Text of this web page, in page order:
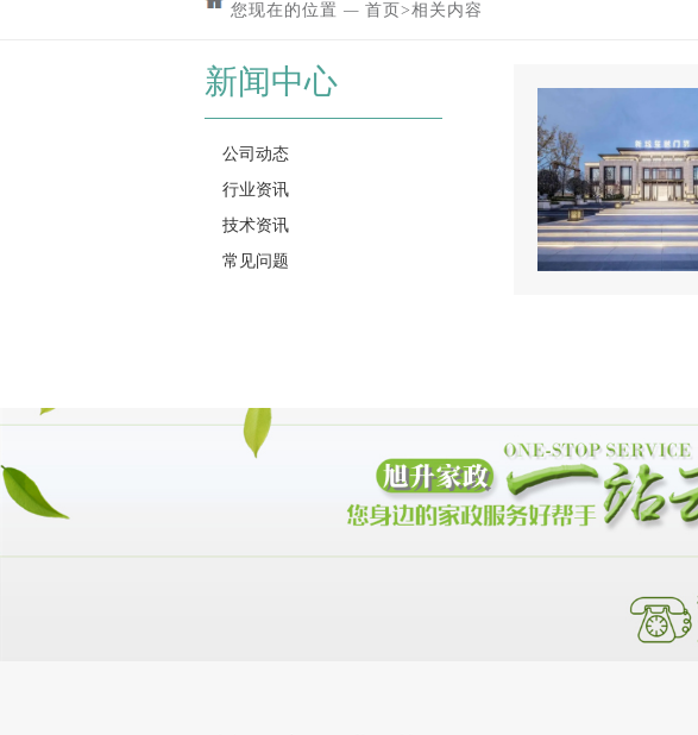
您现在的位置 — 首页 >相关内容
新闻中心
公司动态
行业资讯
技术资讯
常见问题